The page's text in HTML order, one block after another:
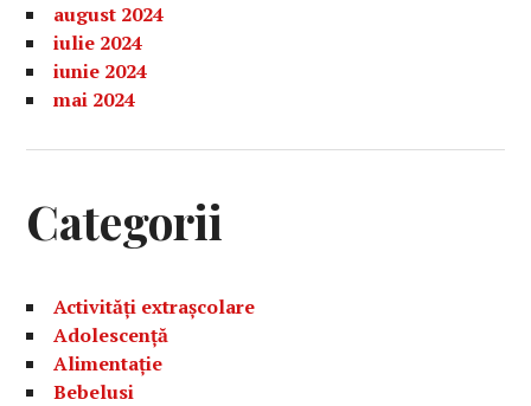
august 2024
iulie 2024
iunie 2024
mai 2024
Categorii
Activități extrașcolare
Adolescență
Alimentație
Bebelusi